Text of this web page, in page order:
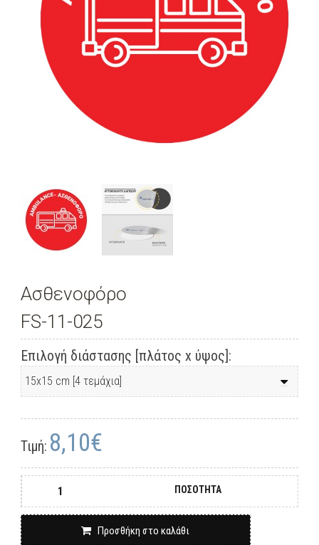
Ασθενοφόρο
FS-11-025
Επιλογή διάστασης [πλάτος x ύψος]:
Τιμή: 8,10€
ΠΟΣΟΤΗΤΑ
Προσθήκη στο καλάθι